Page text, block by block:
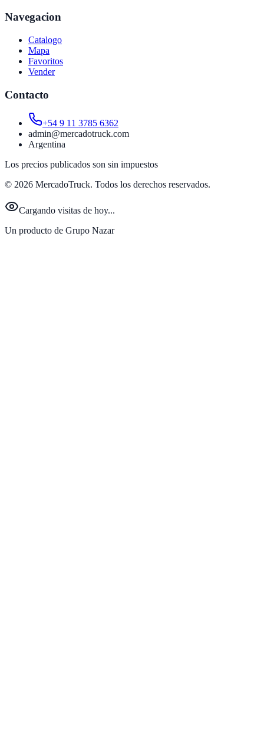
Navegacion
Catalogo
Mapa
Favoritos
Vender
Contacto
+54 9 11 3785 6362
admin@mercadotruck.com
Argentina
Los precios publicados son sin impuestos
© 2026 MercadoTruck. Todos los derechos reservados.
Cargando visitas de hoy...
Un producto de Grupo Nazar